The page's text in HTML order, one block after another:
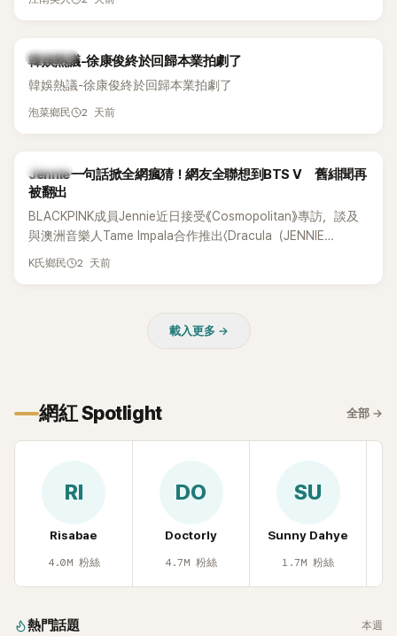
熱議討論
韓娛熱議-徐康俊終於回歸本業拍劇了
韓娛熱議-徐康俊終於回歸本業拍劇了
泡菜鄉民 2 天前
K-POP
Jennie一句話掀全網瘋猜！網友全聯想到BTS V 舊緋聞再
被翻出
BLACKPINK成員Jennie近日接受《Cosmopolitan》專訪，談及
與澳洲音樂人Tame Impala合作推出〈Dracula（JENNIE
Remix）〉的幕後故事，沒想到她一句關於「共同朋友」的回答，
K氏鄉民 2 天前
載入更多 →
網紅 Spotlight 全部 →
RI
Risabae
4.0M 粉絲
DO
Doctorly
4.7M 粉絲
SU
Sunny Dahye
1.7M 粉絲
熱門話題 本週